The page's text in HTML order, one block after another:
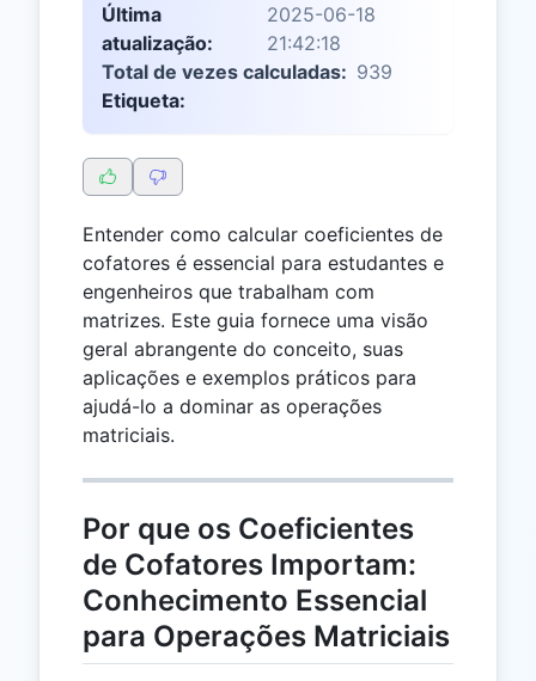
Última
atualização:
2025-06-18
21:42:18
Total de vezes calculadas: 939
Etiqueta:
Entender como calcular coeficientes de
cofatores é essencial para estudantes e
engenheiros que trabalham com
matrizes. Este guia fornece uma visão
geral abrangente do conceito, suas
aplicações e exemplos práticos para
ajudá-lo a dominar as operações
matriciais.
Por que os Coeficientes
de Cofatores Importam:
Conhecimento Essencial
para Operações Matriciais